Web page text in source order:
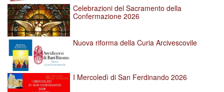
Celebrazioni del Sacramento della
Confermazione 2026
Nuova riforma della Curia Arcivescovile
I Mercoledì di San Ferdinando 2026